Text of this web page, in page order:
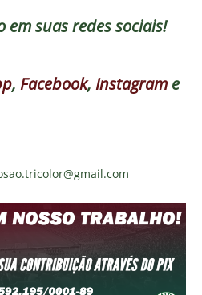
suas redes sociais!
, Facebook, Instagram e